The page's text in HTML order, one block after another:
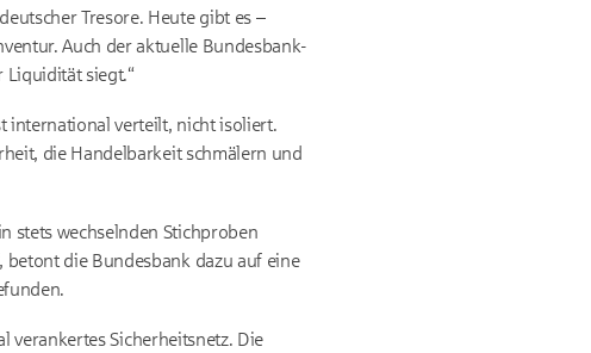
Tresore. Heute gibt es –
Auch der aktuelle Bundesbank-
Liquidität siegt.“
international verteilt, nicht isoliert.
die Handelbarkeit schmälern und
stets wechselnden Stichproben
betont die Bundesbank dazu auf eine
verankertes Sicherheitsnetz. Die